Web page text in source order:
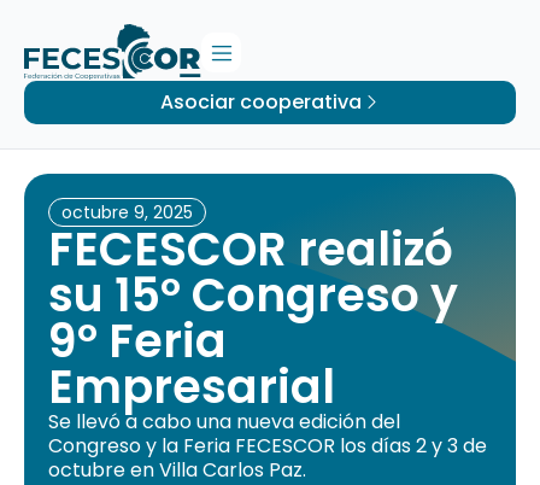
Asociar cooperativa
octubre 9, 2025
FECESCOR realizó
su 15º Congreso y
9º Feria
Empresarial
Se llevó a cabo una nueva edición del
Congreso y la Feria FECESCOR los días 2 y 3 de
octubre en Villa Carlos Paz.